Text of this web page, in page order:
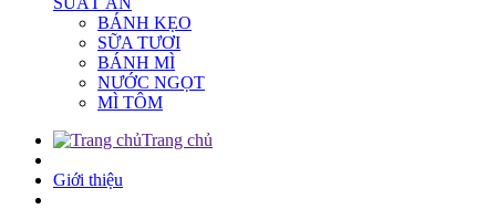
BÁNH KẸO
SỮA TƯƠI
BÁNH MÌ
NƯỚC NGỌT
MÌ TÔM
Trang chủ
Giới thiệu